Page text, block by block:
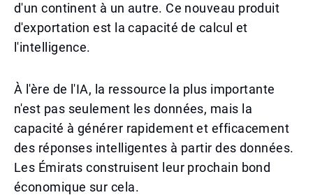
d'un continent à un autre. Ce nouveau produit
d'exportation est la capacité de calcul et
l'intelligence.
À l'ère de l'IA, la ressource la plus importante
n'est pas seulement les données, mais la
capacité à générer rapidement et efficacement
des réponses intelligentes à partir des données.
Les Émirats construisent leur prochain bond
économique sur cela.